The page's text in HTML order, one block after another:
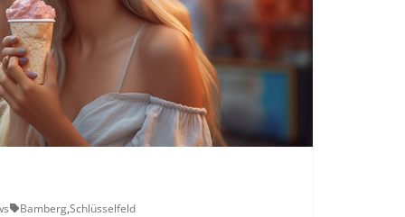
Bamberg,Schlüsselfeld